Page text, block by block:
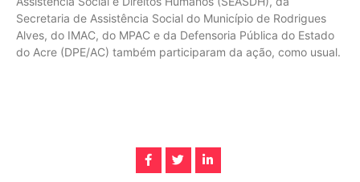
Secretaria de Assistência Social do Município de Rodrigues
Alves, do IMAC, do MPAC e da Defensoria Pública do Estado
do Acre (DPE/AC) também participaram da ação, como usual.